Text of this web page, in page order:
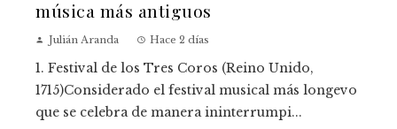
música más antiguos
Julián Aranda Hace 2 días
1. Festival de los Tres Coros (Reino Unido,
1715)Considerado el festival musical más longevo
que se celebra de manera ininterrumpi...